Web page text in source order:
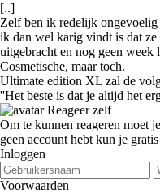
[..]
Zelf ben ik redelijk
ik dan wel karig vindt is dat
uitgebracht en nog geen
Cosmetische, maar toch.
Ultimate edition XL zal de
''Het beste is dat je altijd het
Reageer zelf
Om te kunnen reageren moet
geen account hebt kun je gratis
Inloggen
Voorwaarden